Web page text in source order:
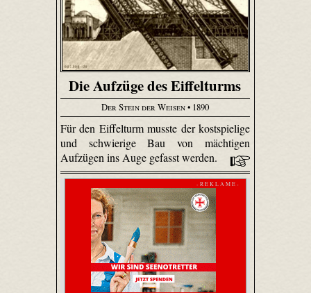
Die Aufzüge des Eiffelturms
Der Stein der Weisen• 1890
Für den Eiffelturm musste der kostspielige
und schwierige Bau von mächtigen
Aufzügen ins Auge gefasst werden.
- R E K L A M E -